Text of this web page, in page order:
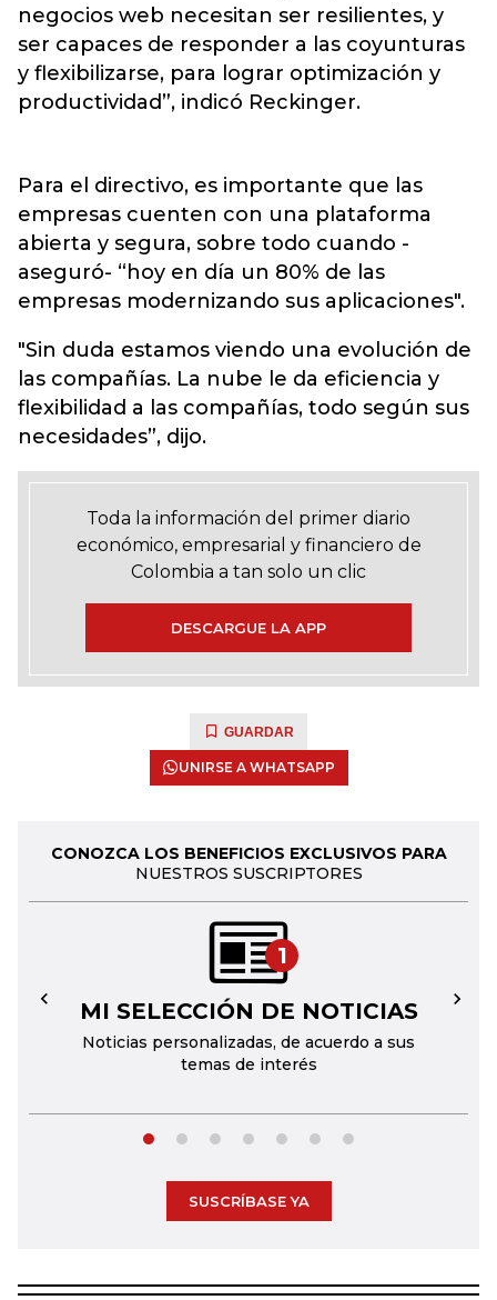
negocios web necesitan ser resilientes, y
ser capaces de responder a las coyunturas
y flexibilizarse, para lograr optimización y
productividad”, indicó Reckinger.
Para el directivo, es importante que las
empresas cuenten con una plataforma
abierta y segura, sobre todo cuando -
aseguró- “hoy en día un 80% de las
empresas modernizando sus aplicaciones".
"Sin duda estamos viendo una evolución de
las compañías. La nube le da eficiencia y
flexibilidad a las compañías, todo según sus
necesidades”, dijo.
Toda la información del primer diario
económico, empresarial y financiero de
Colombia a tan solo un clic
DESCARGUE LA APP
GUARDAR
UNIRSE A WHATSAPP
CONOZCA LOS BENEFICIOS EXCLUSIVOS PARA
NUESTROS SUSCRIPTORES
1
MI SELECCIÓN DE NOTICIAS
Noticias personalizadas, de acuerdo a sus
temas de interés
← →
SUSCRÍBASE YA